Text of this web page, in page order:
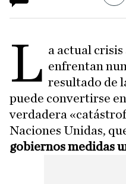
L a actual
enfrentan
resultado de
puede convertirse
verdadera
Naciones Unidas,
gobiernos medidas